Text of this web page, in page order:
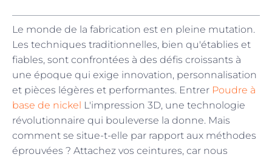
Le monde de la fabrication est en pleine mutation.
Les techniques traditionnelles, bien qu'établies et
fiables, sont confrontées à des défis croissants à
une époque qui exige innovation, personnalisation
et pièces légères et performantes. Entrer Poudre à
base de nickel L'impression 3D, une technologie
révolutionnaire qui bouleverse la donne. Mais
comment se situe-t-elle par rapport aux méthodes
éprouvées ? Attachez vos ceintures, car nous